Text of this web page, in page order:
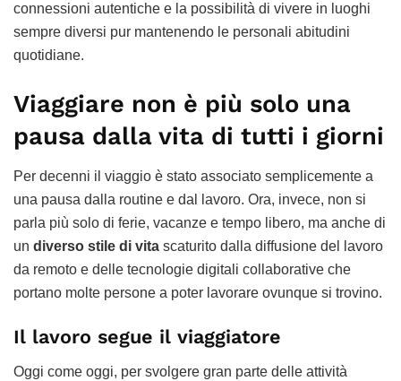
connessioni autentiche e la possibilità di vivere in luoghi
sempre diversi pur mantenendo le personali abitudini
quotidiane.
Viaggiare non è più solo una
pausa dalla vita di tutti i giorni
Per decenni il viaggio è stato associato semplicemente a
una pausa dalla routine e dal lavoro. Ora, invece, non si
parla più solo di ferie, vacanze e tempo libero, ma anche di
un diverso stile di vita scaturito dalla diffusione del lavoro
da remoto e delle tecnologie digitali collaborative che
portano molte persone a poter lavorare ovunque si trovino.
Il lavoro segue il viaggiatore
Oggi come oggi, per svolgere gran parte delle attività